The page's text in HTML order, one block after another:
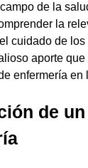
de la
la
cuidado de
aporte
enfermería en
de